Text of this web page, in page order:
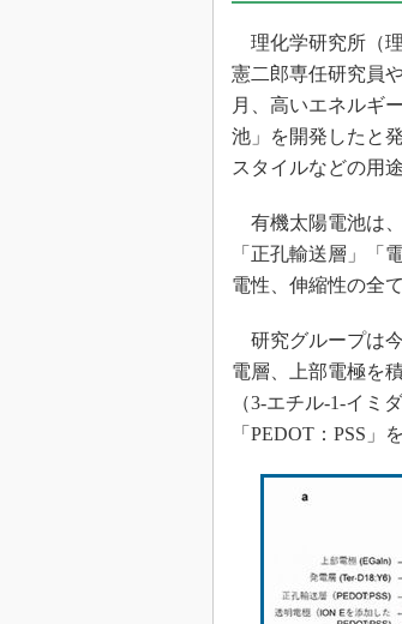
理化学研究所（
憲二郎専任研究員
月、高いエネルギ
池」を開発したと
スタイルなどの用
有機太陽電池は
「正孔輸送層」「
電性、伸縮性の全
研究グループは
電層、上部電極を
（3-エチル-1-イミ
「PEDOT：PSS